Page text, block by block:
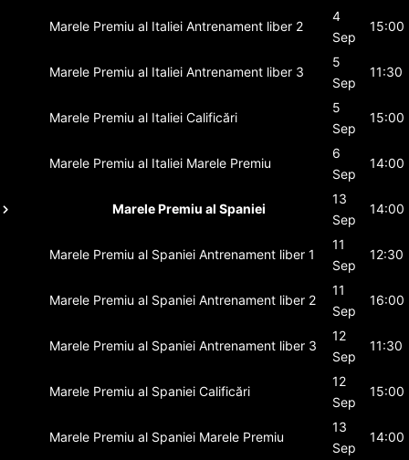
Marele Premiu al Italiei Antrenament liber 2
4
Sep
15:00
Marele Premiu al Italiei Antrenament liber 3
5
Sep
11:30
Marele Premiu al Italiei Calificări
5
Sep
15:00
Marele Premiu al Italiei Marele Premiu
6
Sep
14:00
Marele Premiu al Spaniei
13
Sep
14:00
Marele Premiu al Spaniei Antrenament liber 1
11
Sep
12:30
Marele Premiu al Spaniei Antrenament liber 2
11
Sep
16:00
Marele Premiu al Spaniei Antrenament liber 3
12
Sep
11:30
Marele Premiu al Spaniei Calificări
12
Sep
15:00
Marele Premiu al Spaniei Marele Premiu
13
Sep
14:00